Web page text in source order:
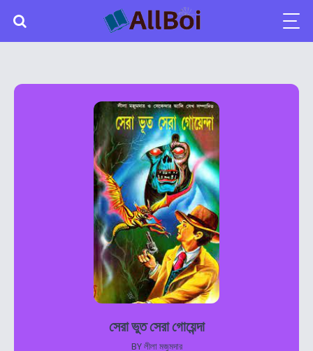
সেরা ভুত সেরা গোয়েন্দা
BYলীলা মজুমদার